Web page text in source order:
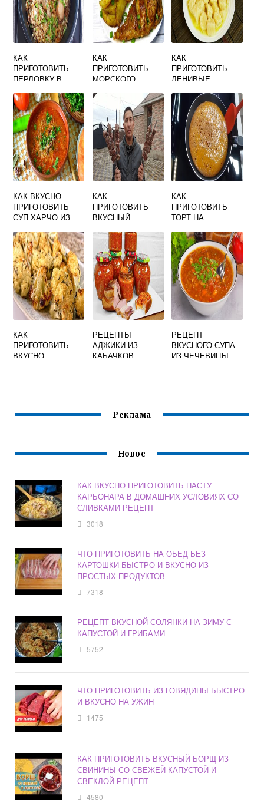
КАК
ПРИГОТОВИТЬ
ПЕРЛОВКУ В
КУРИЦЕЙ ВКУСНО
КАК
ПРИГОТОВИТЬ
МОРСКОГО
ДУХОВКЕ БЕЗ
ФОЛЬГИ
КАК
ПРИГОТОВИТЬ
ЛЕНИВЫЕ
ТВОРОГА В
ДОМАШНИХ
УСЛОВИЯХ
ВКУСНО
КАК ВКУСНО
ПРИГОТОВИТЬ
СУП ХАРЧО ИЗ
КАК
ПРИГОТОВИТЬ
ВКУСНЫЙ
ГОВЯДИНЫ
КАК
ПРИГОТОВИТЬ
ТОРТ НА
ДОМАШНИХ
УСЛОВИЯХ
РЕЦЕПТ С ФОТО
ПОШАГОВО
БЫСТРО И
ВКУСНО
КАК
ПРИГОТОВИТЬ
ВКУСНО
РЕЦЕПТЫ
АДЖИКИ ИЗ
КАБАЧКОВ
РЕЦЕПТ
ВКУСНОГО СУПА
ИЗ ЧЕЧЕВИЦЫ
Реклама
Новое
КАК ВКУСНО ПРИГОТОВИТЬ ПАСТУ
КАРБОНАРА В ДОМАШНИХ УСЛОВИЯХ СО
СЛИВКАМИ РЕЦЕПТ
3018
ЧТО ПРИГОТОВИТЬ НА ОБЕД БЕЗ
КАРТОШКИ БЫСТРО И ВКУСНО ИЗ
ПРОСТЫХ ПРОДУКТОВ
7318
РЕЦЕПТ ВКУСНОЙ СОЛЯНКИ НА ЗИМУ С
КАПУСТОЙ И ГРИБАМИ
5752
ЧТО ПРИГОТОВИТЬ ИЗ ГОВЯДИНЫ БЫСТРО
И ВКУСНО НА УЖИН
1475
КАК ПРИГОТОВИТЬ ВКУСНЫЙ БОРЩ ИЗ
СВИНИНЫ СО СВЕЖЕЙ КАПУСТОЙ И
СВЕКЛОЙ РЕЦЕПТ
4580